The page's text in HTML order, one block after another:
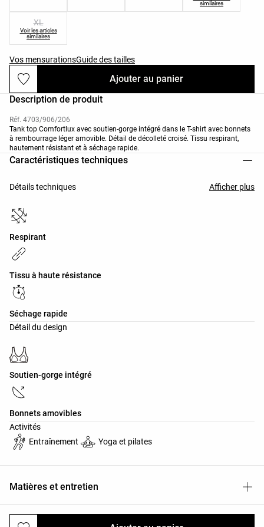
similaires
XL
Voir les articles
similaires
Vos mensurationsGuide des tailles
Ajouter au panier
Description de produit
Réf. 4703/906/206
Tank top Comfortlux avec soutien-gorge intégré dans le T-shirt avec bonnets
à rembourrage léger amovible. Détail de décolleté croisé. Tissu respirant,
hautement résistant et à séchage rapide.
Caractéristiques techniques
Détails techniques Afficher plus
Respirant
Tissu à haute résistance
Séchage rapide
Détail du design
Soutien-gorge intégré
Bonnets amovibles
Activités
Entraînement
Yoga et pilates
Matières et entretien